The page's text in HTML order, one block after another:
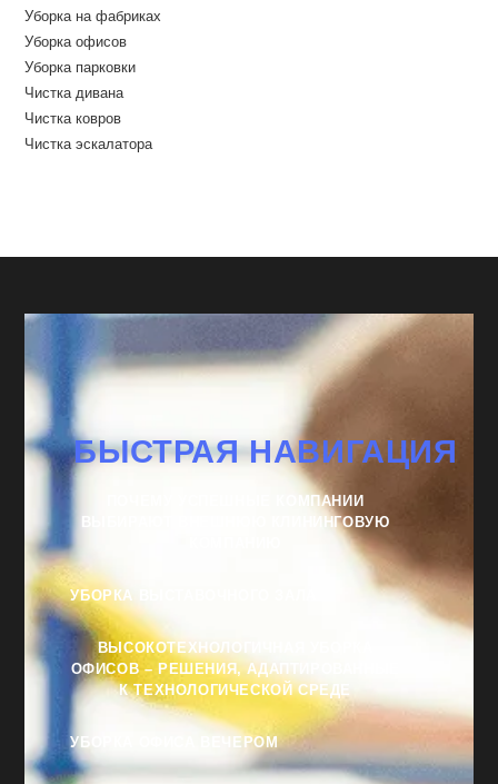
Уборка на фабриках
Уборка офисов
Уборка парковки
Чистка дивана
Чистка ковров
Чистка эскалатора
БЫСТРАЯ НАВИГАЦИЯ
ПОЧЕМУ УСПЕШНЫЕ КОМПАНИИ
ВЫБИРАЮТ ВНЕШНЮЮ КЛИНИНГОВУЮ
УБОРКА ВЫСТАВОЧНОГО ЗАЛА
ВЫСОКОТЕХНОЛОГИЧНАЯ УБОРКА
ОФИСОВ – РЕШЕНИЯ, АДАПТИРОВАННЫЕ
К ТЕХНОЛОГИЧЕСКОЙ СРЕДЕ
УБОРКА ОФИСА ВЕЧЕРОМ